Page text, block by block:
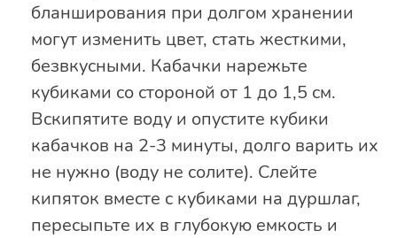
бланширования при долгом хранении
могут изменить цвет, стать жесткими,
безвкусными. Кабачки нарежьте
кубиками со стороной от 1 до 1,5 см.
Вскипятите воду и опустите кубики
кабачков на 2-3 минуты, долго варить их
не нужно (воду не солите). Слейте
кипяток вместе с кубиками на дуршлаг,
пересыпьте их в глубокую емкость и